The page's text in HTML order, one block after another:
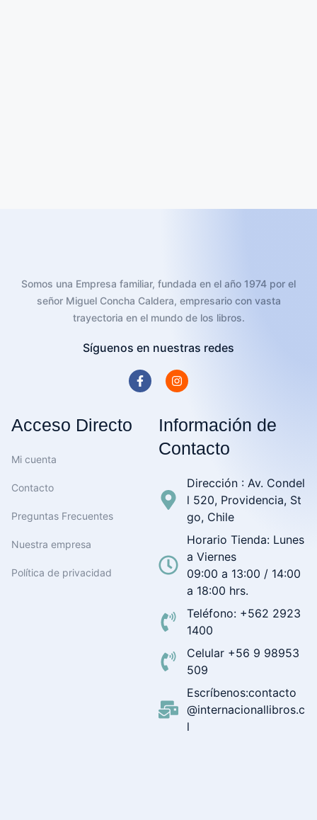
Somos una Empresa familiar, fundada en el año 1974 por el
señor Miguel Concha Caldera, empresario con vasta
trayectoria en el mundo de los libros.
Síguenos en nuestras redes
Acceso Directo
Mi cuenta
Contacto
Preguntas Frecuentes
Nuestra empresa
Política de privacidad
Información de
Contacto
Dirección : Av. Condel
l 520, Providencia, St
go, Chile
Horario Tienda: Lunes
a Viernes
09:00 a 13:00 / 14:00
a 18:00 hrs.
Teléfono: +562 2923
1400
Celular +56 9 98953
509
Escríbenos:contacto
@internacionallibros.c
l